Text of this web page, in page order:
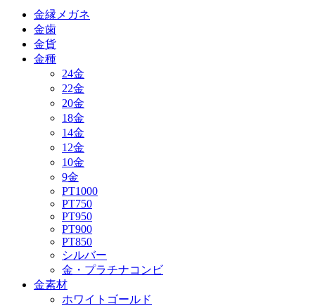
金縁メガネ
金歯
金貨
金種
24金
22金
20金
18金
14金
12金
10金
9金
PT1000
PT750
PT950
PT900
PT850
シルバー
金・プラチナコンビ
金素材
ホワイトゴールド